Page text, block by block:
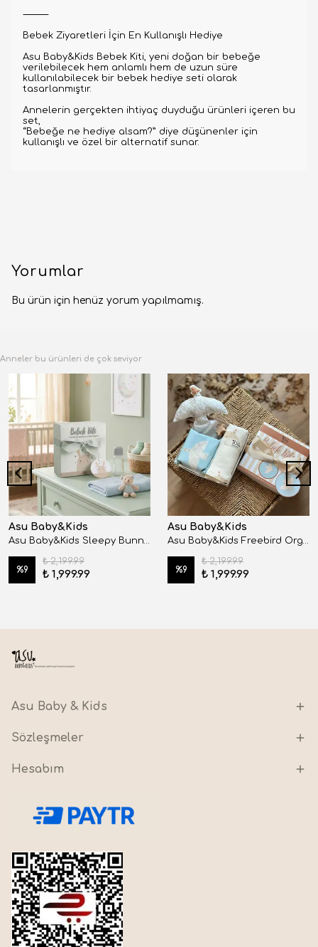
⸻
Bebek Ziyaretleri İçin En Kullanışlı Hediye
Asu Baby&Kids Bebek Kiti, yeni doğan bir bebeğe
verilebilecek hem anlamlı hem de uzun süre
kullanılabilecek bir bebek hediye seti olarak
tasarlanmıştır.
Annelerin gerçekten ihtiyaç duyduğu ürünleri içeren bu
set,
“Bebeğe ne hediye alsam?” diye düşünenler için
kullanışlı ve özel bir alternatif sunar.
Yorumlar
Bu ürün için henüz yorum yapılmamış.
Anneler bu ürünleri de çok seviyor
Asu Baby&Kids
Asu Baby&Kids Sleepy Bunny Organik Pamuk Hediye Bebek Kiti
%9
₺ 2,199.99
₺ 1,999.99
Asu Baby&Kids
Asu Baby&Kids Freebird Organik Pamuk Hediye Bebek Kiti
%9
₺ 2,199.99
₺ 1,999.99
Asu Baby & Kids
Sözleşmeler
Hesabım